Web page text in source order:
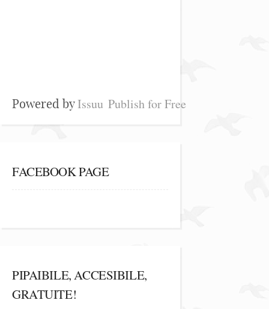
Powered byIssuu Publish for Free
FACEBOOK PAGE
PIPAIBILE, ACCESIBILE,
GRATUITE!